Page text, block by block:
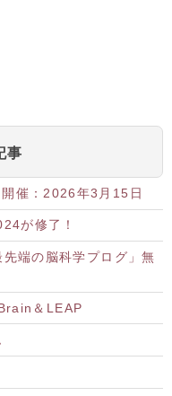
事
催：2026年3月15日
が修了！
端の脳科学プログ」無
＆LEAP